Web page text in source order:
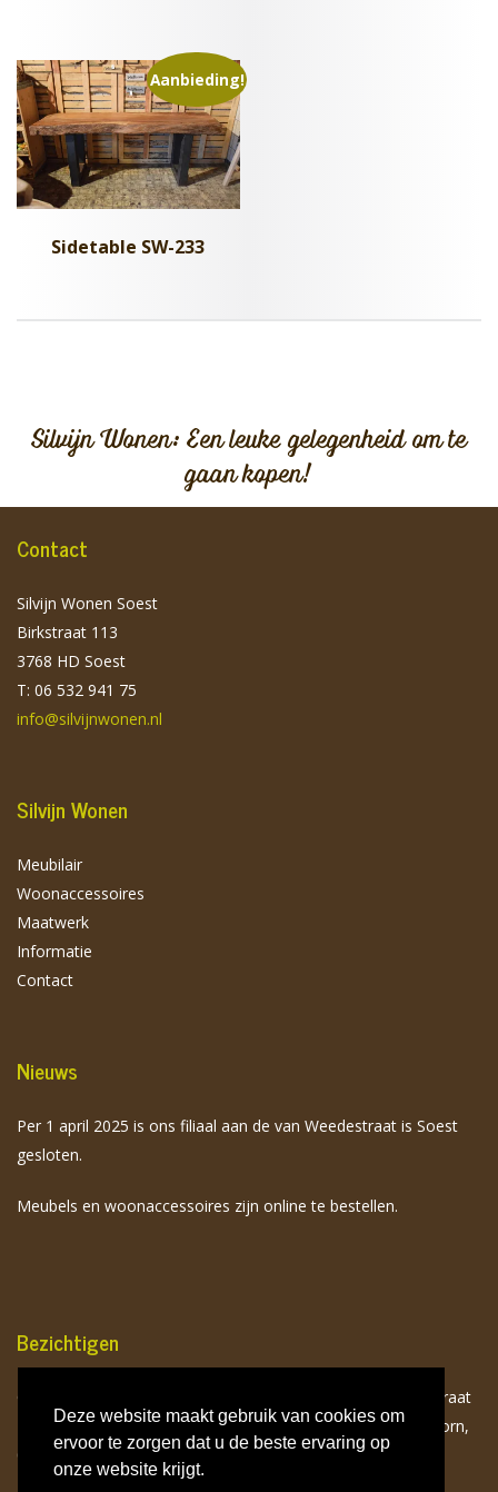
Deze website maakt gebruik van cookies om
ervoor te zorgen dat u de beste ervaring op
onze website krijgt.
Aanbieding!
Sidetable SW-233
Silvijn Wonen: Een leuke gelegenheid om te
gaan kopen!
Contact
Silvijn Wonen Soest
Birkstraat 113
3768 HD Soest
T: 06 532 941 75
info@silvijnwonen.nl
Silvijn Wonen
Meubilair
Woonaccessoires
Maatwerk
Informatie
Contact
Nieuws
Per 1 april 2025 is ons filiaal aan de van Weedestraat is Soest
gesloten.
Meubels en woonaccessoires zijn online te bestellen.
Bezichtigen
Onze meubels zijn op afspraak te bezichtigen aan de Birkstraat
113 te Soest. Neem hiervoor contact op met Toon van Doorn,
06 532 941 75.